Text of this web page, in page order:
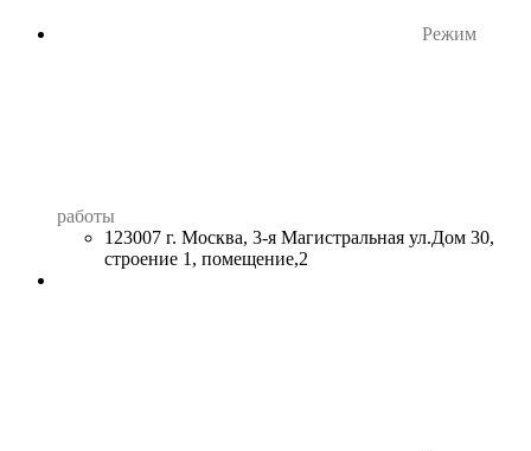
Режим
работы
123007 г. Москва, 3-я Магистральная ул.Дом 30,
строение 1, помещение,2